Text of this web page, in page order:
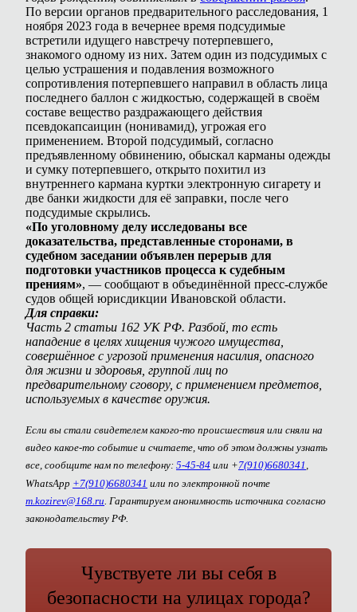
По версии органов предварительного расследования, 1
ноября 2023 года в вечернее время подсудимые
встретили идущего навстречу потерпевшего,
знакомого одному из них. Затем один из подсудимых с
целью устрашения и подавления возможного
сопротивления потерпевшего направил в область лица
последнего баллон с жидкостью, содержащей в своём
составе вещество раздражающего действия
псевдокапсаицин (нонивамид), угрожая его
применением. Второй подсудимый, согласно
предъявленному обвинению, обыскал карманы одежды
и сумку потерпевшего, открыто похитил из
внутреннего кармана куртки электронную сигарету и
две банки жидкости для её заправки, после чего
подсудимые скрылись.
«По уголовному делу исследованы все
доказательства, представленные сторонами, в
судебном заседании объявлен перерыв для
подготовки участников процесса к судебным
прениям», — сообщают в объединённой пресс-службе
судов общей юрисдикции Ивановской области.
Для справки:
Часть 2 статьи 162 УК РФ. Разбой, то есть
нападение в целях хищения чужого имущества,
совершённое с угрозой применения насилия, опасного
для жизни и здоровья, группой лиц по
предварительному сговору, с применением предметов,
используемых в качестве оружия.
Если вы стали свидетелем какого-то происшествия или сняли на
видео какое-то событие и считаете, что об этом должны узнать
все, сообщите нам по телефону: 5-45-84 или +7(910)6680341 ,
WhatsApp +7(910)6680341 или по электронной почте
m.kozirev@168.ru . Гарантируем анонимность источника согласно
законодательству РФ.
Чувствуете ли вы себя в
безопасности на улицах города?